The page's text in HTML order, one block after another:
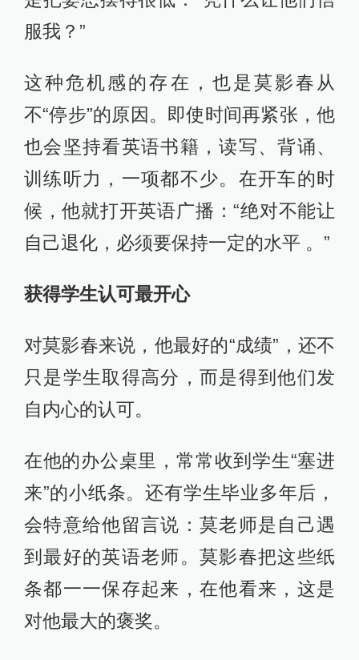
服我？”
这种危机感的存在，也是莫影春从
不“停步”的原因。即使时间再紧张，他
也会坚持看英语书籍，读写、背诵、
训练听力，一项都不少。在开车的时
候，他就打开英语广播：“绝对不能让
自己退化，必须要保持一定的水平 。”
获得学生认可最开心
对莫影春来说，他最好的“成绩”，还不
只是学生取得高分，而是得到他们发
自内心的认可。
在他的办公桌里，常常收到学生“塞进
来”的小纸条。还有学生毕业多年后，
会特意给他留言说：莫老师是自己遇
到最好的英语老师。莫影春把这些纸
条都一一保存起来，在他看来，这是
对他最大的褒奖。